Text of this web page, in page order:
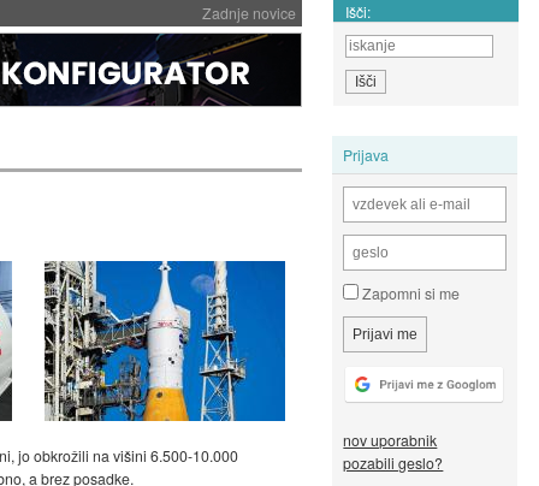
Zadnje novice Išči:
Prijava
Zapomni si me
nov uporabnik
pozabili geslo?
jo obkrožili na višini 6.500-10.000
a brez posadke.